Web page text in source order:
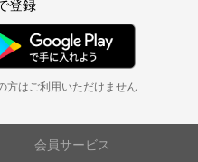
登録
方はご利用いただけません
会員サービス